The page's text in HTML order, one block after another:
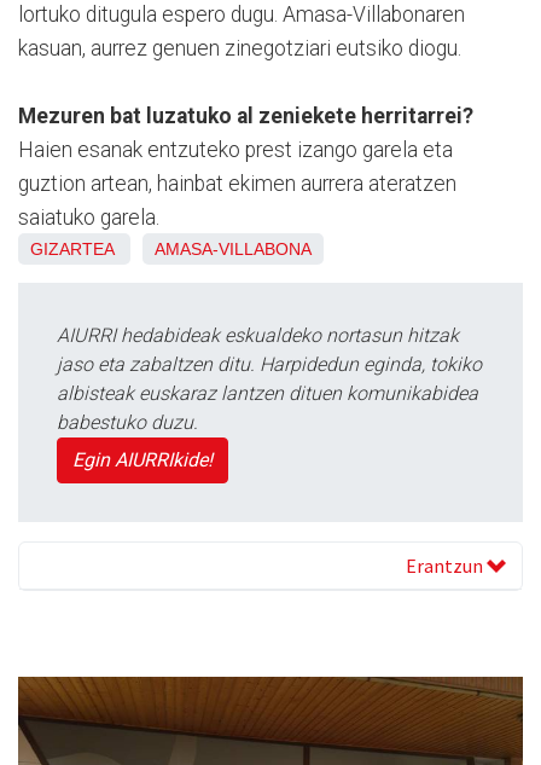
lortuko ditugula espero dugu. Amasa-Villabonaren
kasuan, aurrez genuen zinegotziari eutsiko diogu.
Mezuren bat luzatuko al zeniekete herritarrei?
Haien esanak entzuteko prest izango garela eta
guztion artean, hainbat ekimen aurrera ateratzen
saiatuko garela.
GIZARTEA AMASA-VILLABONA
AIURRI hedabideak eskualdeko nortasun hitzak
jaso eta zabaltzen ditu. Harpidedun eginda, tokiko
albisteak euskaraz lantzen dituen komunikabidea
babestuko duzu.
Egin AIURRIkide!
Erantzun